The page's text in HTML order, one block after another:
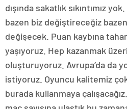
dışında sakatlık sıkıntımız
bazen biz değiştireceğiz
değişecek. Puan kaybına
yaşıyoruz. Hep kazanmak
oluşturuyoruz. Avrupa’da da
istiyoruz. Oyuncu kalitemiz
burada kullanmaya